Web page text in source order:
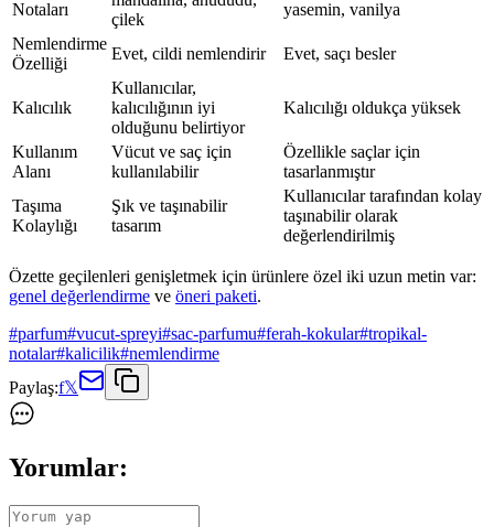
Notaları
çilek
yasemin, vanilya
Nemlendirme
Özelliği
Evet, cildi nemlendirir Evet, saçı besler
Kalıcılık
Kullanıcılar,
kalıcılığının iyi
olduğunu belirtiyor
Kalıcılığı oldukça yüksek
Kullanım
Alanı
Vücut ve saç için
kullanılabilir
Özellikle saçlar için
tasarlanmıştır
Taşıma
Kolaylığı
Şık ve taşınabilir
tasarım
Kullanıcılar tarafından kolay
taşınabilir olarak
değerlendirilmiş
Özette geçilenleri genişletmek için ürünlere özel iki uzun metin var:
genel değerlendirme ve öneri paketi.
#parfum#vucut-spreyi#sac-parfumu#ferah-kokular#tropikal-
notalar#kalicilik#nemlendirme
Paylaş:f𝕏
Yorumlar: